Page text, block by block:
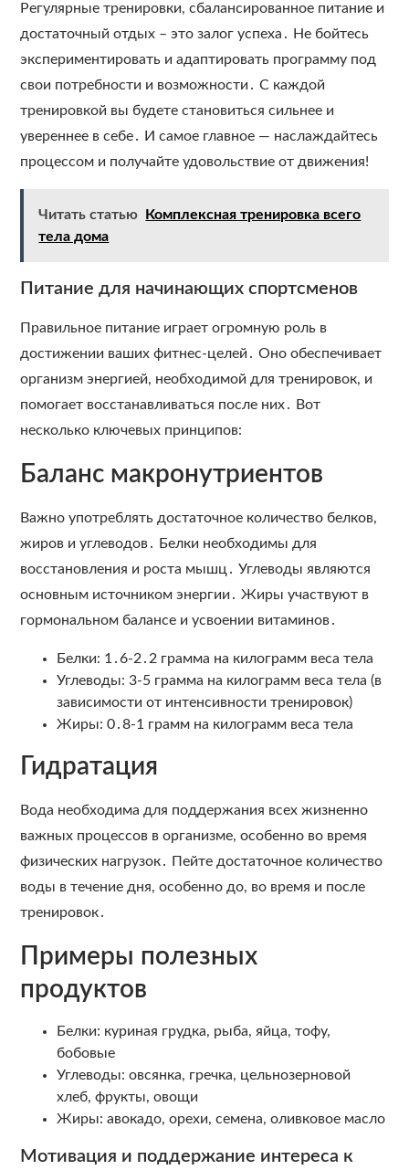
Регулярные тренировки, сбалансированное питание и
достаточный отдых – это залог успеха․ Не бойтесь
экспериментировать и адаптировать программу под
свои потребности и возможности․ С каждой
тренировкой вы будете становиться сильнее и
увереннее в себе․ И самое главное — наслаждайтесь
процессом и получайте удовольствие от движения!
Читать статью
Комплексная тренировка всего
тела дома
Питание для начинающих спортсменов
Правильное питание играет огромную роль в
достижении ваших фитнес-целей․ Оно обеспечивает
организм энергией, необходимой для тренировок, и
помогает восстанавливаться после них․ Вот
несколько ключевых принципов:
Баланс макронутриентов
Важно употреблять достаточное количество белков,
жиров и углеводов․ Белки необходимы для
восстановления и роста мышц․ Углеводы являются
основным источником энергии․ Жиры участвуют в
гормональном балансе и усвоении витаминов․
Белки: 1․6-2․2 грамма на килограмм веса тела
Углеводы: 3-5 грамма на килограмм веса тела (в
зависимости от интенсивности тренировок)
Жиры: 0․8-1 грамм на килограмм веса тела
Гидратация
Вода необходима для поддержания всех жизненно
важных процессов в организме, особенно во время
физических нагрузок․ Пейте достаточное количество
воды в течение дня, особенно до, во время и после
тренировок․
Примеры полезных
продуктов
Белки: куриная грудка, рыба, яйца, тофу,
бобовые
Углеводы: овсянка, гречка, цельнозерновой
хлеб, фрукты, овощи
Жиры: авокадо, орехи, семена, оливковое масло
Мотивация и поддержание интереса к